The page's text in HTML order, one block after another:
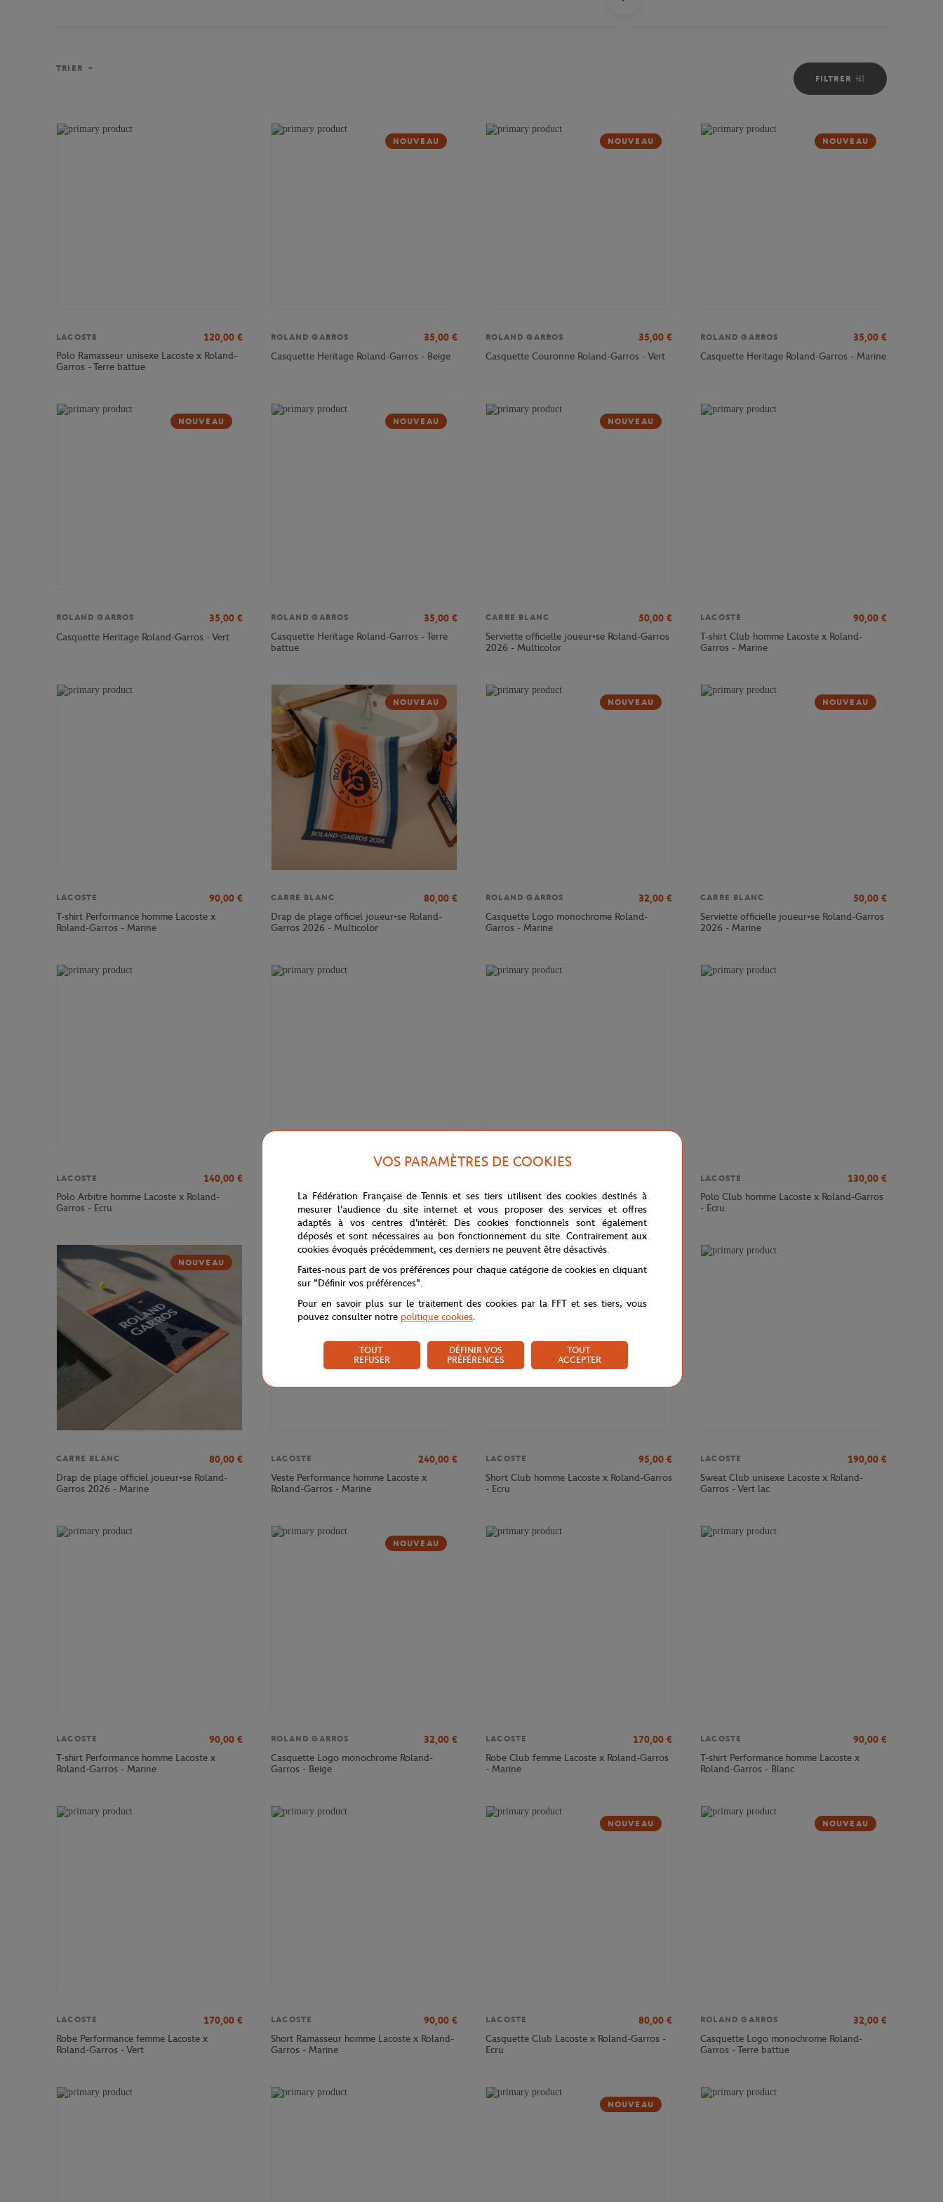
FILTRER
TRIER
LACOSTE 120,00 €
Polo Ramasseur unisexe Lacoste x Roland-
Garros - Terre battue
NOUVEAU
ROLAND GARROS 35,00 €
Casquette Heritage Roland-Garros - Beige
NOUVEAU
ROLAND GARROS 35,00 €
Casquette Couronne Roland-Garros - Vert
NOUVEAU
ROLAND GARROS 35,00 €
Casquette Heritage Roland-Garros - Marine
NOUVEAU
ROLAND GARROS 35,00 €
Casquette Heritage Roland-Garros - Vert
NOUVEAU
ROLAND GARROS 35,00 €
Casquette Heritage Roland-Garros - Terre
battue
NOUVEAU
CARRE BLANC 50,00 €
Serviette officielle joueur•se Roland-Garros
2026 - Multicolor
LACOSTE 90,00 €
T-shirt Club homme Lacoste x Roland-
Garros - Marine
LACOSTE 90,00 €
T-shirt Performance homme Lacoste x
Roland-Garros - Marine
NOUVEAU
CARRE BLANC 80,00 €
Drap de plage officiel joueur•se Roland-
Garros 2026 - Multicolor
NOUVEAU
ROLAND GARROS 32,00 €
Casquette Logo monochrome Roland-
Garros - Marine
NOUVEAU
CARRE BLANC 50,00 €
Serviette officielle joueur•se Roland-Garros
2026 - Marine
LACOSTE 140,00 €
Polo Arbitre homme Lacoste x Roland-
Garros - Ecru
Chemise Club homme Lacoste x Roland-
Garros - Ecru
T-shirt Performance homme Lacoste x
Roland-Garros - Blanc
LACOSTE 130,00 €
Polo Club homme Lacoste x Roland-Garros
- Ecru
NOUVEAU
CARRE BLANC 80,00 €
Drap de plage officiel joueur•se Roland-
Garros 2026 - Marine
LACOSTE 240,00 €
Veste Performance homme Lacoste x
Roland-Garros - Marine
LACOSTE 95,00 €
Short Club homme Lacoste x Roland-Garros
- Ecru
LACOSTE 190,00 €
Sweat Club unisexe Lacoste x Roland-
Garros - Vert lac
LACOSTE 90,00 €
T-shirt Performance homme Lacoste x
Roland-Garros - Marine
NOUVEAU
ROLAND GARROS 32,00 €
Casquette Logo monochrome Roland-
Garros - Beige
LACOSTE 170,00 €
Robe Club femme Lacoste x Roland-Garros
- Marine
LACOSTE 90,00 €
T-shirt Performance homme Lacoste x
Roland-Garros - Blanc
LACOSTE 170,00 €
Robe Performance femme Lacoste x
Roland-Garros - Vert
LACOSTE 90,00 €
Short Ramasseur homme Lacoste x Roland-
Garros - Marine
NOUVEAU
LACOSTE 80,00 €
Casquette Club Lacoste x Roland-Garros -
Ecru
NOUVEAU
ROLAND GARROS 32,00 €
Casquette Logo monochrome Roland-
Garros - Terre battue
NOUVEAU
VOS PARAMÈTRES DE COOKIES
La Fédération Française de Tennis et ses tiers utilisent des cookies destinés à
mesurer l'audience du site internet et vous proposer des services et offres
adaptés à vos centres d'intérêt. Des cookies fonctionnels sont également
déposés et sont nécessaires au bon fonctionnement du site. Contrairement aux
cookies évoqués précédemment, ces derniers ne peuvent être désactivés.
Faites-nous part de vos préférences pour chaque catégorie de cookies en cliquant
sur "Définir vos préférences".
Pour en savoir plus sur le traitement des cookies par la FFT et ses tiers, vous
pouvez consulter notre politique cookies.
TOUT
REFUSER
DÉFINIR VOS
PRÉFÉRENCES
TOUT
ACCEPTER